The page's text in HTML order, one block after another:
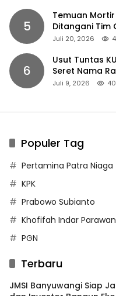
5
Temuan
Ditangani Tim
Juli 20, 2026
6
Usut Tuntas
Seret Nama
Juli 9, 2026
Populer Tag
Pertamina Patra Niaga
KPK
Prabowo Subianto
Khofifah Indar
PGN
Terbaru
JMSI Banyuwangi Siap